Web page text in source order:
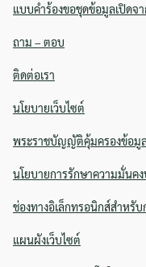
แบบคำร้องขอชุดข้อมูลเปิดจ
ถาม – ตอบ
ติดต่อเรา
นโยบายเว็บไซต์
พระราชบัญญัติคุ้มครองข้อมูล
นโยบายการรักษาความมั่นค
ช่องทางอิเล็กทรอนิกส์สำหรับ
แผนผังเว็บไซต์